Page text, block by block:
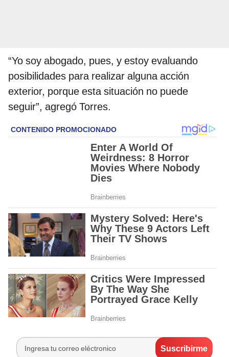
“Yo soy abogado, pues, y estoy evaluando
posibilidades para realizar alguna acción
exterior, porque esta situación no puede
seguir”, agregó Torres.